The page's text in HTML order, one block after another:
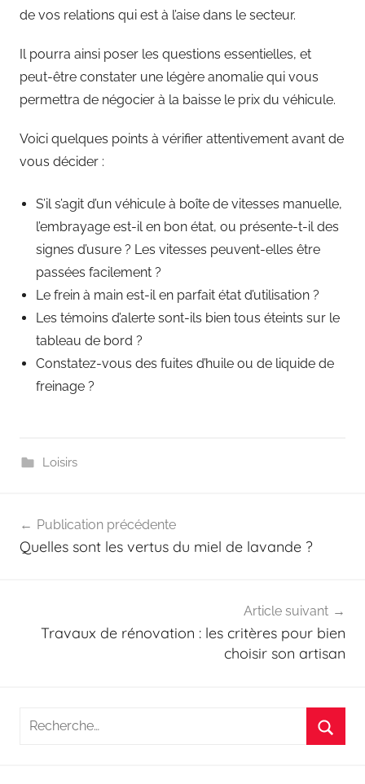
de vos relations qui est à l’aise dans le secteur.
Il pourra ainsi poser les questions essentielles, et
peut-être constater une légère anomalie qui vous
permettra de négocier à la baisse le prix du véhicule.
Voici quelques points à vérifier attentivement avant de
vous décider :
S’il s’agit d’un véhicule à boîte de vitesses manuelle,
l’embrayage est-il en bon état, ou présente-t-il des
signes d’usure ? Les vitesses peuvent-elles être
passées facilement ?
Le frein à main est-il en parfait état d’utilisation ?
Les témoins d’alerte sont-ils bien tous éteints sur le
tableau de bord ?
Constatez-vous des fuites d’huile ou de liquide de
freinage ?
Loisirs
de
Publication précédente
Quelles sont les vertus du miel de lavande ?
Article suivant
Travaux de rénovation : les critères pour bien
choisir son artisan
Recherche